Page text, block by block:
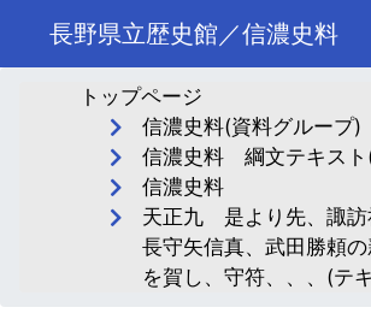
長野県立歴史館／信濃史料
トップページ
信濃史料(資料グループ)
信濃史料 綱文テキスト
信濃史料
天正九 是より先、諏訪
長守矢信真、武田勝頼
を賀し、守符、、、(テ